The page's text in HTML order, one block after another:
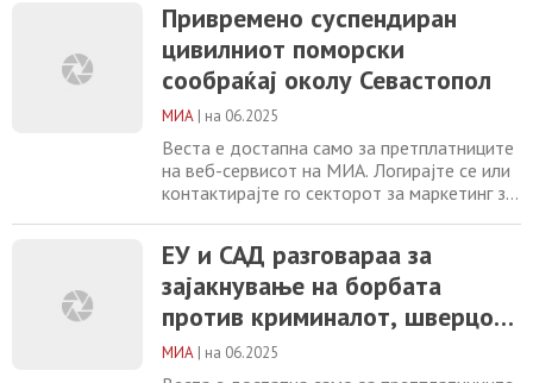
на 3 јуни, пренесува Кијив Индипендент.
„Операцијата траеше неколку месеци.
Агентите на СБУ ги минираа потпорите на
оваа нелегална градба“, соопшти
Привремено суспендиран
цивилниот поморски
сообраќај околу Севастопол
МИА | на 06.2025
Веста е достапна само за претплатниците
на веб-сервисот на МИА. Логирајте се или
контактирајте го секторот за маркетинг за
зајакнување на борбата против
криминалот, шверцот на дрога,
тероризмот и кибер заканите Во Судан
нападнат конвој на ОН со храна Нова
експлозија на Кримскиот
ЕУ и САД разговараа за
зајакнување на борбата
против криминалот, шверцот
на дрога, тероризмот и кибер
МИА | на 06.2025